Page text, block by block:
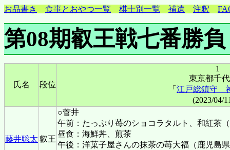
お品書き 食事とおやつ一覧 棋士別一覧 補遺 注釈
第08期叡王戦七番勝負
氏名 段位
1
東京都千
「 江戸総鎮守
(2023/04/
藤井聡太 叡王
○菅井
午前：たっぷり苺のショコラタルト、和紅茶
昼食：海鮮丼、煎茶
午後：洋菓子屋さんの抹茶の苺大福（鹿児島